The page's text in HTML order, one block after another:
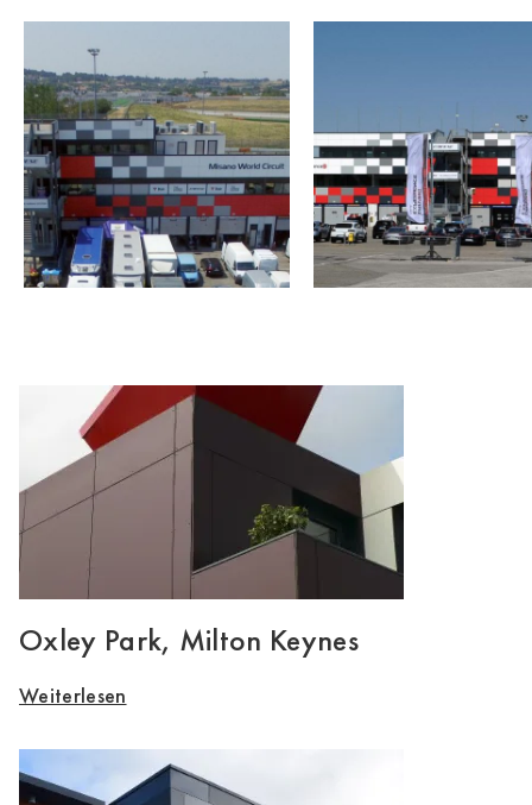
Oxley Park, Milton Keynes
Weiterlesen